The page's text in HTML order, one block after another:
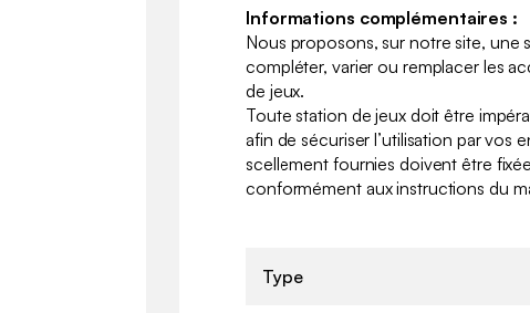
Informations complémentaires :
Nous proposons, sur notre site, une
compléter, varier ou remplacer les
de jeux.
Toute station de jeux doit être
afin de sécuriser l’utilisation par vos
scellement fournies doivent être
conformément aux instructions du
Type